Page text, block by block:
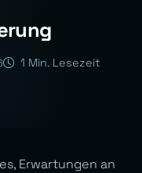
1 Min. Lesezeit
Erwartungen an